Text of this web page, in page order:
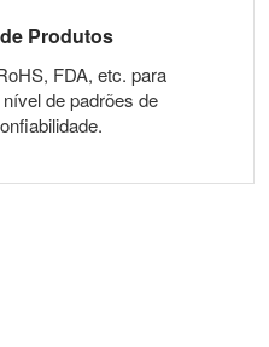
Produtos
FDA, etc. para
de padrões de